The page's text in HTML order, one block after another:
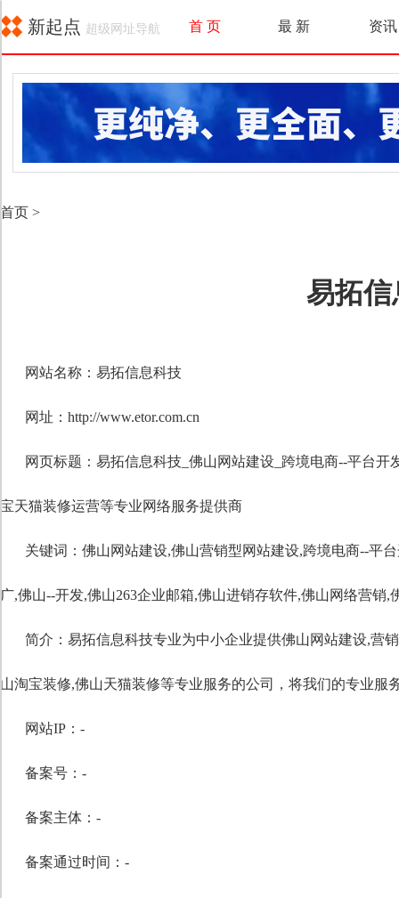
新起点 超级网址导航 首 页 最 新 资讯
首页 >
易拓
网站名称：易拓信息科技
网址：http://www.etor.com.cn
网页标题：易拓信息科技_佛山网站建设_跨境电商--平台
宝天猫装修运营等专业网络服务提供商
关键词： 佛山网站建设,佛山营销型网站建设,跨境电商--平
广,佛山--开发,佛山263企业邮箱,佛山进销存软件,佛山网络营销,
简介：易拓信息科技专业为中小企业提供佛山网站建设,营
山淘宝装修,佛山天猫装修等专业服务的公司，将我们的专业
网站IP：-
备案号：-
备案主体：-
备案通过时间：-
自定义标题
段落格式
字体